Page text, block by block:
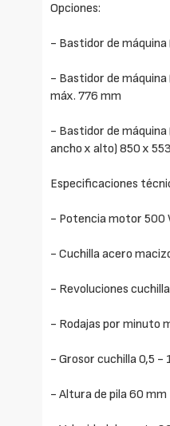
Opciones:
- Bastidor de máquina
- Bastidor de máquina
máx. 776 mm
- Bastidor de máquina
ancho x alto) 850 x
Especificaciones
- Potencia motor 500
- Cuchilla acero
- Revoluciones
- Rodajas por minuto
- Grosor cuchilla 0,5 -
- Altura de pila 60 mm